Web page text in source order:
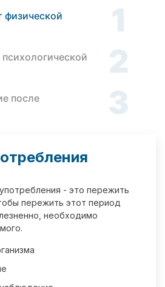
физической
1
2
после
3
- это пережить
пережить этот период
необходимо